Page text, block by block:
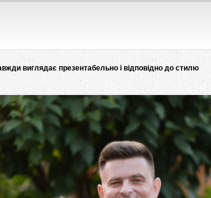
виглядає презентабельноі відповідно до стилю